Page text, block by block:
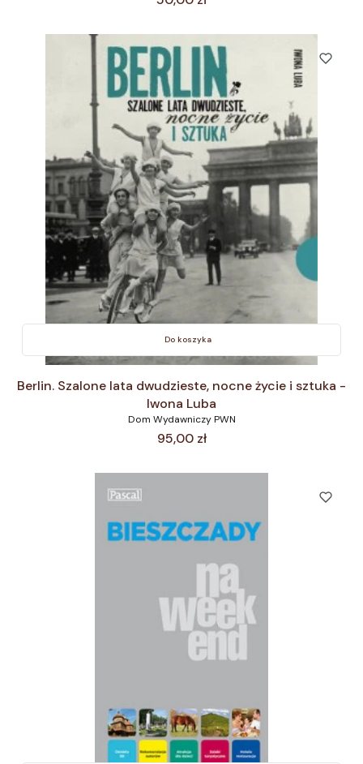
Do koszyka
Berlin. Szalone lata dwudzieste, nocne życie i sztuka -
Iwona Luba
Dom Wydawniczy PWN
Cena
95,00 zł